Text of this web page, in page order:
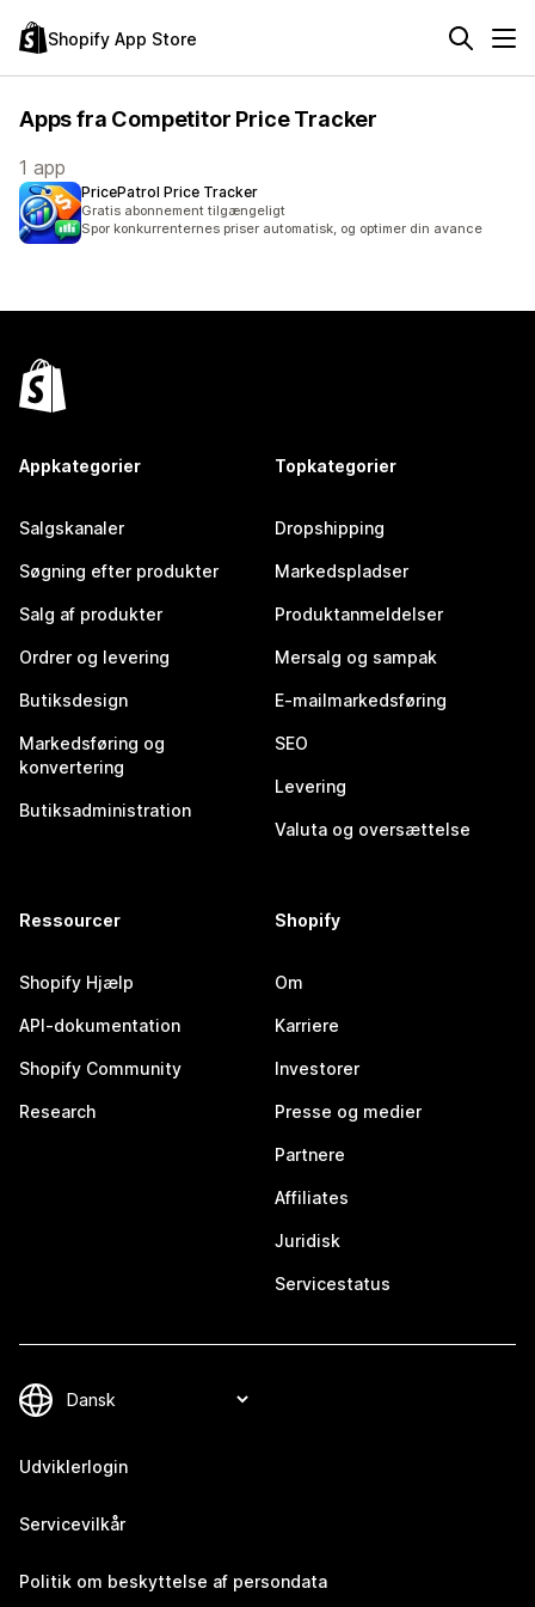
Shopify App Store
Apps fra Competitor Price Tracker
1 app
PricePatrol Price Tracker
Gratis abonnement tilgængeligt
Spor konkurrenternes priser automatisk, og optimer din avance
Appkategorier
Salgskanaler
Søgning efter produkter
Salg af produkter
Ordrer og levering
Butiksdesign
Markedsføring og
konvertering
Butiksadministration
Topkategorier
Dropshipping
Markedspladser
Produktanmeldelser
Mersalg og sampak
E-mailmarkedsføring
SEO
Levering
Valuta og oversættelse
Ressourcer
Shopify Hjælp
API-dokumentation
Shopify Community
Research
Shopify
Om
Karriere
Investorer
Presse og medier
Partnere
Affiliates
Juridisk
Servicestatus
Udviklerlogin
Servicevilkår
Politik om beskyttelse af persondata